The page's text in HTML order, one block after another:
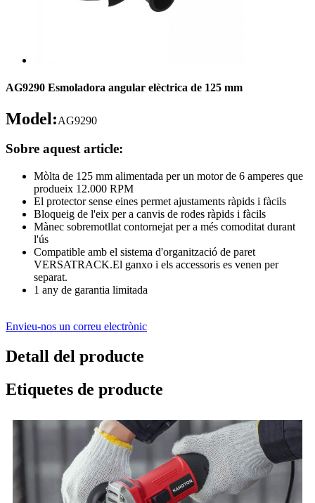
AG9290 Esmoladora angular elèctrica de 125 mm
Model:AG9290
Sobre aquest article:
Mòlta de 125 mm alimentada per un motor de 6 amperes que
produeix 12.000 RPM
El protector sense eines permet ajustaments ràpids i fàcils
Bloqueig de l'eix per a canvis de rodes ràpids i fàcils
Mànec sobremotllat contornejat per a més comoditat durant
l'ús
Compatible amb el sistema d'organització de paret
VERSATRACK.El ganxo i els accessoris es venen per
separat.
1 any de garantia limitada
Envieu-nos un correu electrònic
Detall del producte
Etiquetes de producte